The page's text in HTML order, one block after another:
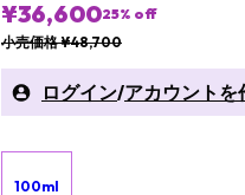
¥36,60025% off
小売価格 ¥48,700
ログイン/アカウントを
100ml